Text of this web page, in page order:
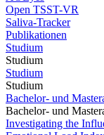
Open TSST-VR
Saliva-Tracker
Publikationen
Studium
Studium
Studium
Studium
Bachelor- und
Bachelor- und
Investigating the